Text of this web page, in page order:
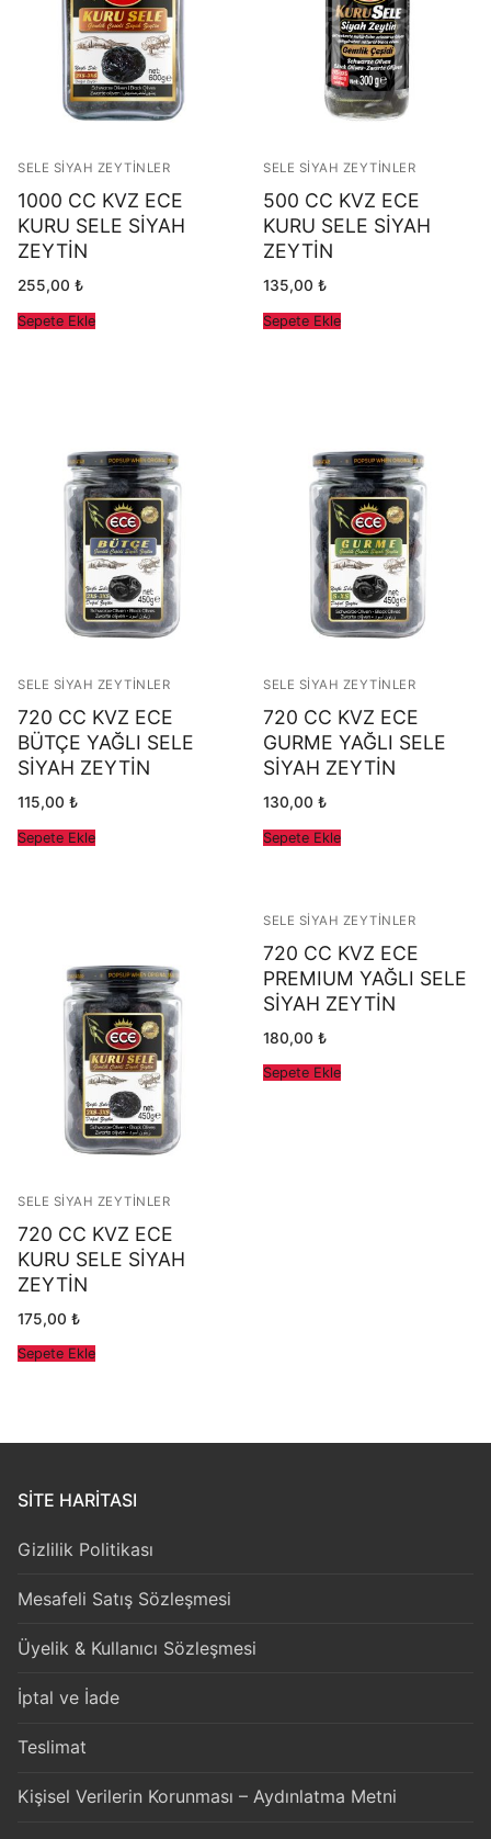
Tuzsuz Zeytinler
Yeşil Zeytinler
SELE SIYAH ZEYTINLER
1000 CC KVZ ECE
KURU SELE SİYAH
ZEYTİN
255,00 ₺
Sepete Ekle
SELE SIYAH ZEYTINLER
500 CC KVZ ECE
KURU SELE SİYAH
ZEYTİN
135,00 ₺
Sepete Ekle
SELE SIYAH ZEYTINLER
720 CC KVZ ECE
BÜTÇE YAĞLI SELE
SİYAH ZEYTİN
115,00 ₺
Sepete Ekle
SELE SIYAH ZEYTINLER
720 CC KVZ ECE
GURME YAĞLI SELE
SİYAH ZEYTİN
130,00 ₺
Sepete Ekle
SELE SIYAH ZEYTINLER
720 CC KVZ ECE
KURU SELE SİYAH
ZEYTİN
175,00 ₺
Sepete Ekle
SELE SIYAH ZEYTINLER
720 CC KVZ ECE
PREMIUM YAĞLI SELE
SİYAH ZEYTİN
180,00 ₺
Sepete Ekle
SITE HARITASI
Gizlilik Politikası
Mesafeli Satış Sözleşmesi
Üyelik & Kullanıcı Sözleşmesi
İptal ve İade
Teslimat
Kişisel Verilerin Korunması – Aydınlatma Metni